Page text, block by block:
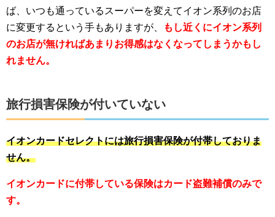
ば、いつも通っているスーパーを変えてイオン系列のお店
に変更するという手もありますが、
もし近くにイオン系列
のお店が無ければあまりお得感はなくなってしまうかもし
れません。
旅行損害保険が付いていない
イオンカードセレクトには旅行損害保険が付帯しておりま
せん。
イオンカードに付帯している保険はカード盗難補償のみで
す。